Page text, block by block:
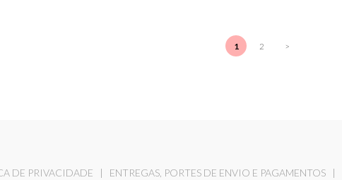
1 2 >
DE PRIVACIDADE | ENTREGAS, PORTES DE ENVIO E PAGAMENTOS|